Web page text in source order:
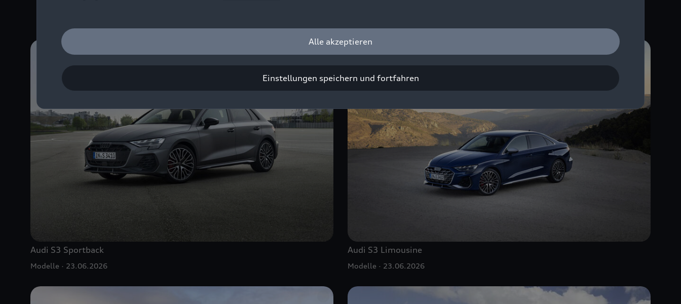
Audi S3 Sportback
Modelle 23.06.2026
Audi S3 Limousine
Modelle 23.06.2026
Alle akzeptieren
Einstellungen speichern und fortfahren